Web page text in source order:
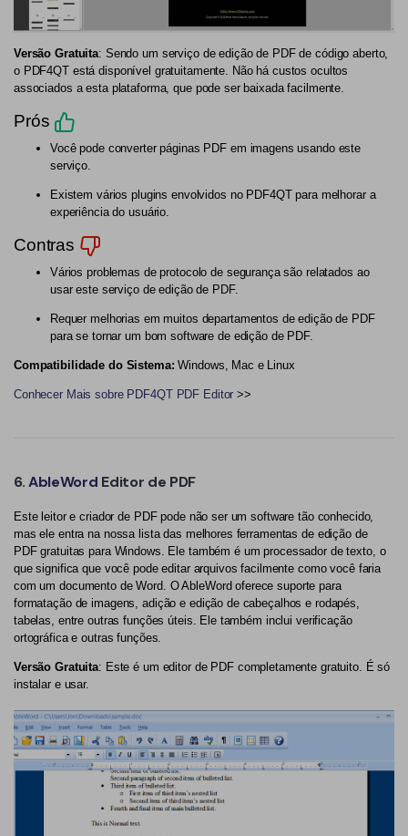
Versão Gratuita: Sendo um serviço de edição de PDF de código aberto,
o PDF4QT está disponível gratuitamente. Não há custos ocultos
associados a esta plataforma, que pode ser baixada facilmente.
Prós
Você pode converter páginas PDF em imagens usando este
serviço.
Existem vários plugins envolvidos no PDF4QT para melhorar a
experiência do usuário.
Contras
Vários problemas de protocolo de segurança são relatados ao
usar este serviço de edição de PDF.
Requer melhorias em muitos departamentos de edição de PDF
para se tornar um bom software de edição de PDF.
Compatibilidade do Sistema: Windows, Mac e Linux
Conhecer Mais sobre PDF4QT PDF Editor >>
6.AbleWord Editor de PDF
Este leitor e criador de PDF pode não ser um software tão conhecido,
mas ele entra na nossa lista das melhores ferramentas de edição de
PDF gratuitas para Windows. Ele também é um processador de texto, o
que significa que você pode editar arquivos facilmente como você faria
com um documento de Word. O AbleWord oferece suporte para
formatação de imagens, adição e edição de cabeçalhos e rodapés,
tabelas, entre outras funções úteis. Ele também inclui verificação
ortográfica e outras funções.
Versão Gratuita: Este é um editor de PDF completamente gratuito. É só
instalar e usar.